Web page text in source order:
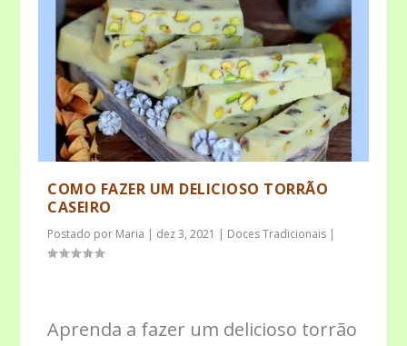
COMO FAZER UM DELICIOSO TORRÃO
CASEIRO
Postado por Maria | dez 3, 2021 | Doces Tradicionais |
Aprenda a fazer um delicioso torrão